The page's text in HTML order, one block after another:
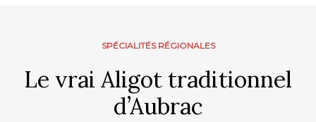
SPÉCIALITÉS RÉGIONALES
Le vrai Aligot traditionnel
d’Aubrac